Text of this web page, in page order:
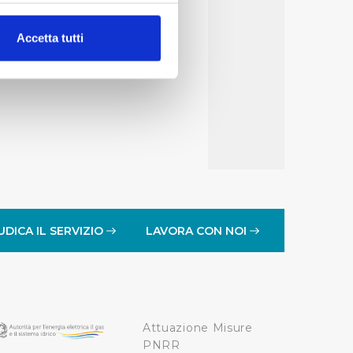
(impronte
che l’Utente ha fornito
i singoli cookie
Accetta tutti
IL SERVIZIO LAVORA CON NOI
Attuazione Misure
PNRR